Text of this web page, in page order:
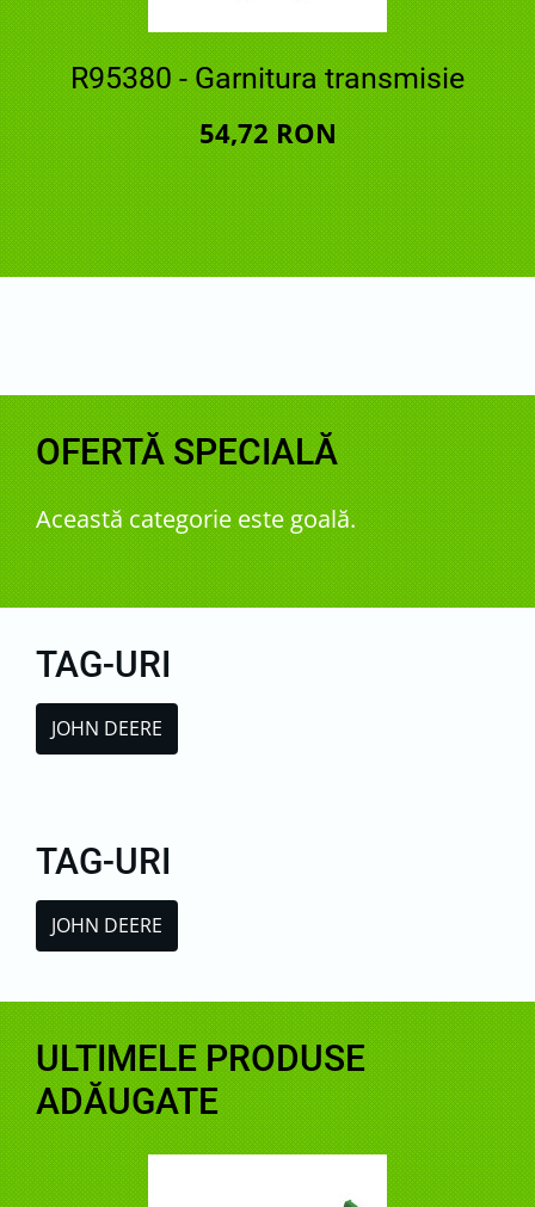
R95380 - Garnitura transmisie
54,72 RON
OFERTĂ SPECIALĂ
Această categorie este goală.
TAG-URI
JOHN DEERE
TAG-URI
JOHN DEERE
ULTIMELE PRODUSE
ADĂUGATE